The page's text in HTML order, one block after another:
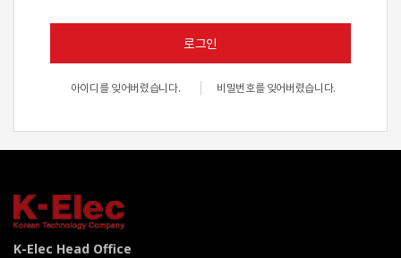
로그인
아이디를 잊어버렸습니다. 비밀번호를 잊어버렸습니다.
K-Elec Head Office